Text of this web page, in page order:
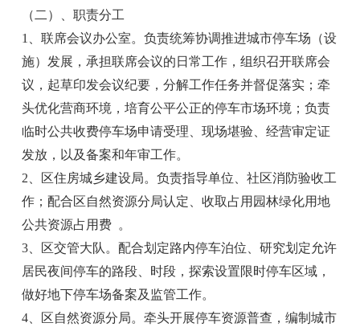
（二）、职责分工
1、联席会议办公室。负责统筹协调推进城市停车场（设
施）发展，承担联席会议的日常工作，组织召开联席会
议，起草印发会议纪要，分解工作任务并督促落实；牵
头优化营商环境，培育公平公正的停车市场环境；负责
临时公共收费停车场申请受理、现场堪验、经营审定证
发放，以及备案和年审工作。
2、区住房城乡建设局。负责指导单位、社区消防验收工
作；配合区自然资源分局认定、收取占用园林绿化用地
公共资源占用费 。
3、区交管大队。配合划定路内停车泊位、研究划定允许
居民夜间停车的路段、时段，探索设置限时停车区域，
做好地下停车场备案及监管工作。
4、区自然资源分局。牵头开展停车资源普查，编制城市